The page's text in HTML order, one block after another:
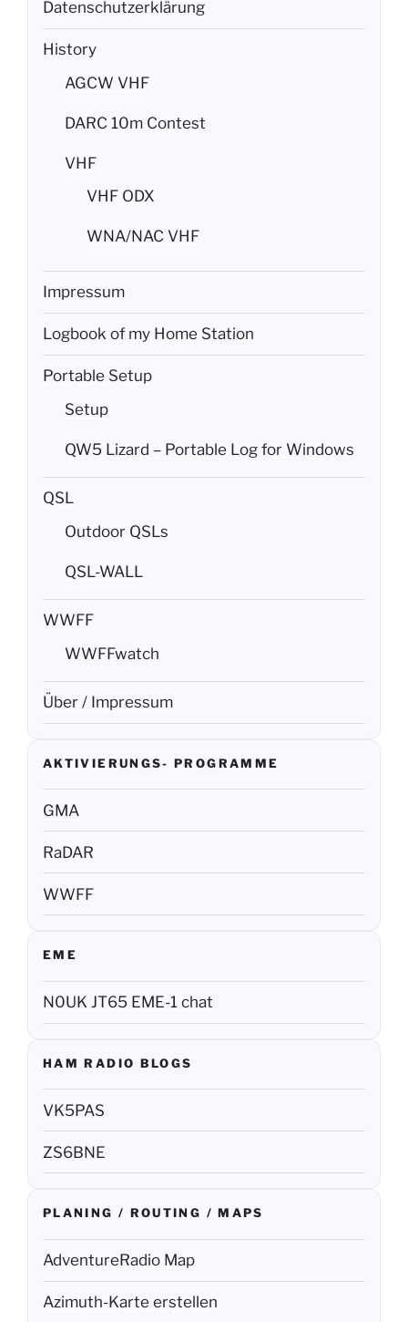
Datenschutzerklärung
History
AGCW VHF
DARC 10m Contest
VHF
VHF ODX
WNA/NAC VHF
Impressum
Logbook of my Home Station
Portable Setup
Setup
QW5 Lizard – Portable Log for Windows
QSL
Outdoor QSLs
QSL-WALL
WWFF
WWFFwatch
Über / Impressum
AKTIVIERUNGS- PROGRAMME
GMA
RaDAR
WWFF
EME
N0UK JT65 EME-1 chat
HAM RADIO BLOGS
VK5PAS
ZS6BNE
PLANING / ROUTING / MAPS
AdventureRadio Map
Azimuth-Karte erstellen